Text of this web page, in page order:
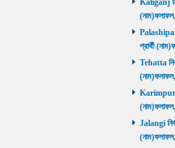
Kaliganj
প্রার্থী
Tehatta
Karimpur
Jalangi